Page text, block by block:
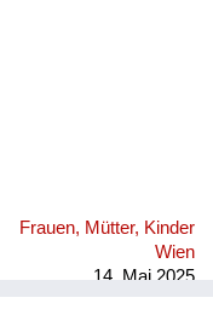
Frauen, Mütter, Kinder
Wien
14. Mai 2025